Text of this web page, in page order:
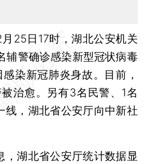
25日17时，湖北公安机关
辅警确诊感染新型冠状病毒
染新冠肺炎身故。目前，
治愈。另有3名民警、1名
线，湖北省公安厅向中新社
湖北省公安厅统计数据显